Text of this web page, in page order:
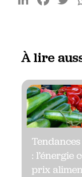
À lire
: l’énergie
prix